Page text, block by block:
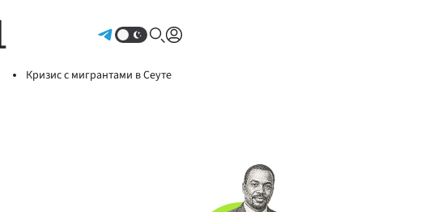
Кризис с мигрантами в Сеуте